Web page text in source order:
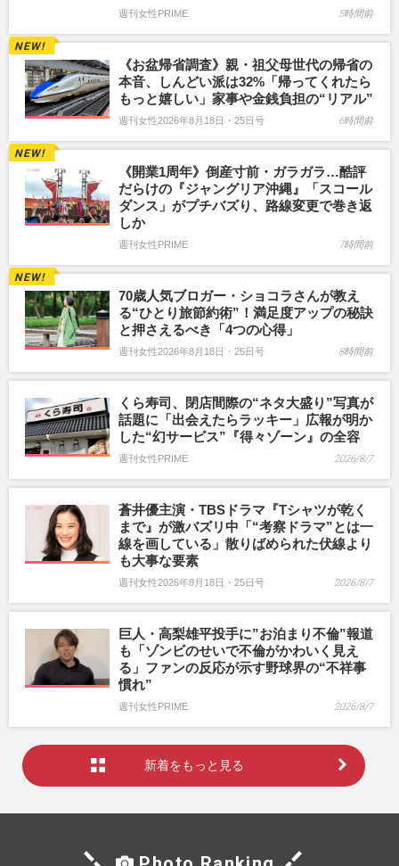
週刊女性PRIME 5時間前
《お盆帰省調査》親・祖父母世代の帰省の
本音、しんどい派は32%「帰ってくれたら
もっと嬉しい」家事や金銭負担の“リアル”
週刊女性2026年8月18日・25日号 6時間前
《開業1周年》倒産寸前・ガラガラ…酷評
だらけの『ジャングリア沖縄』「スコール
ダンス」がプチバズり、路線変更で巻き返
しか
週刊女性PRIME 7時間前
70歳人気ブロガー・ショコラさんが教え
る“ひとり旅節約術”！満足度アップの秘訣
と押さえるべき「4つの心得」
週刊女性2026年8月18日・25日号 8時間前
くら寿司、閉店間際の“ネタ大盛り”写真が
話題に「出会えたらラッキー」広報が明か
した“幻サービス”『得々ゾーン』の全容
週刊女性PRIME 2026/8/7
蒼井優主演・TBSドラマ『Tシャツが乾く
まで』が激バズリ中「“考察ドラマ”とは一
線を画している」散りばめられた伏線より
も大事な要素
週刊女性2026年8月18日・25日号 2026/8/7
巨人・高梨雄平投手に”お泊まり不倫”報道
も「ゾンビのせいで不倫がかわいく見え
る」ファンの反応が示す野球界の“不祥事
慣れ”
週刊女性PRIME 2026/8/7
新着をもっと見る